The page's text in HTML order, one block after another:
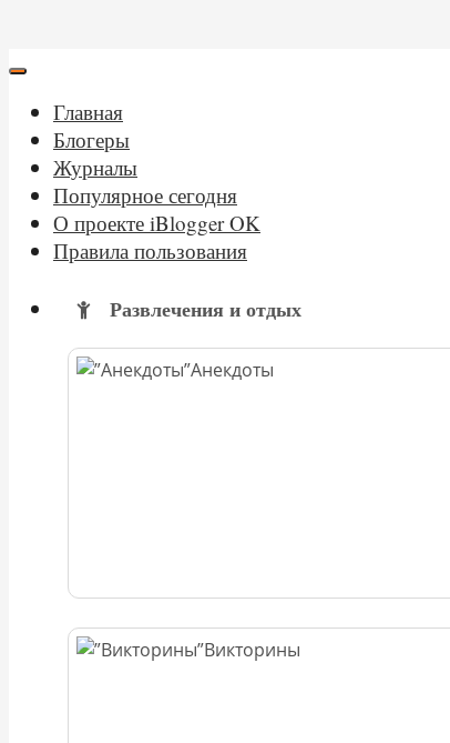
Главная
Блогеры
Журналы
Популярное сегодня
О проекте iBlogger OK
Правила пользования
Развлечения и отдых
Анекдоты
Викторины